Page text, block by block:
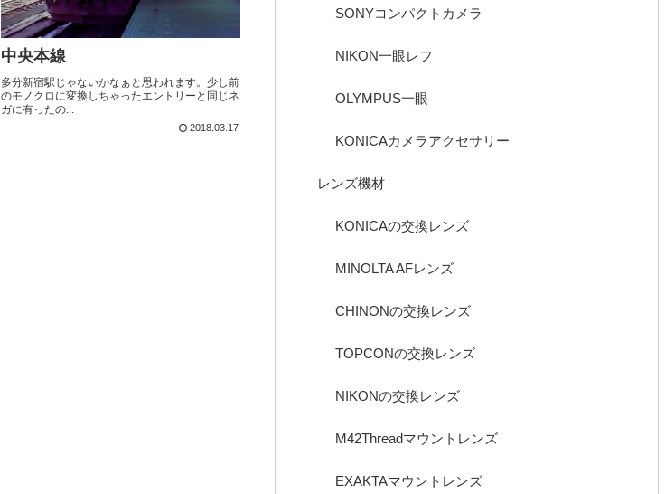
中央本線
多分新宿駅じゃないかなぁと思われます。少し前
のモノクロに変換しちゃったエントリーと同じネ
ガに有ったの...
2018.03.17
SONYコンパクトカメラ
NIKON一眼レフ
OLYMPUS一眼
KONICAカメラアクセサリー
レンズ機材
KONICAの交換レンズ
MINOLTA AFレンズ
CHINONの交換レンズ
TOPCONの交換レンズ
NIKONの交換レンズ
M42Threadマウントレンズ
EXAKTAマウントレンズ